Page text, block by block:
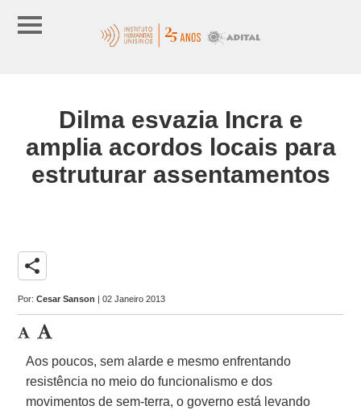
Dilma esvazia Incra e
amplia acordos locais para
estruturar assentamentos
share
Por:Cesar Sanson | 02 Janeiro 2013
Aos poucos, sem alarde e mesmo enfrentando
resistência no meio do funcionalismo e dos
movimentos de sem-terra, o governo está levando